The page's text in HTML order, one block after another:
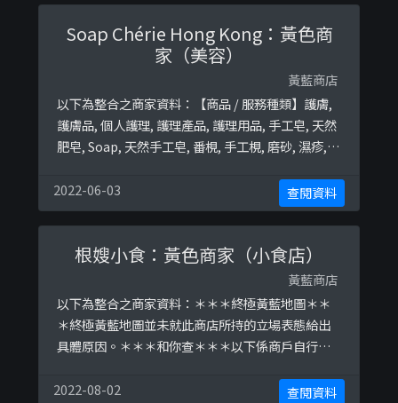
/tongsuilo/posts/2677797 ...
Soap Chérie Hong Kong：黃色商
家（美容）
黃藍商店
以下為整合之商家資料：【商品 / 服務種類】護膚,
護膚品, 個人護理, 護理產品, 護理用品, 手工皂, 天然
肥皂, Soap, 天然手工皂, 番梘, 手工梘, 磨砂, 濕疹,
液, 去角質, 植物油, 護膚油, 精油田終極黃藍地圖並
未就此商店所持的立場表態給出具體原因。
2022-06-03 查閱資料
根嫂小食：黃色商家（小食店）
黃藍商店
以下為整合之商家資料：＊＊＊終極黃藍地圖＊＊
＊終極黃藍地圖並未就此商店所持的立場表態給出
具體原因。＊＊＊和你查＊＊＊以下係商戶自行提
子醬都是自家調配 #有串燒 #有焗飯焗意粉 #有中式
2022-08-02 查閱資料